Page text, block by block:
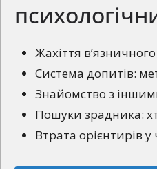
Жахіття
Система допитів:
Знайомство з
Пошуки зрадника:
Втрата орієнтирів у